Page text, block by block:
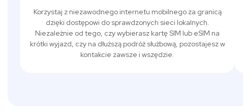
Korzystaj z niezawodnego internetu mobilnego za granicą
dzięki dostępowi do sprawdzonych sieci lokalnych.
Niezależnie od tego, czy wybierasz kartę SIM lub eSIM na
krótki wyjazd, czy na dłuższą podróż służbową, pozostajesz w
kontakcie zawsze i wszędzie.